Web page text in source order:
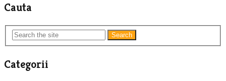
Cauta
Search
Categorii